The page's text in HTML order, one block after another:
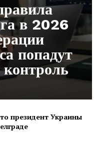
в 2026
попадут
президент Украины